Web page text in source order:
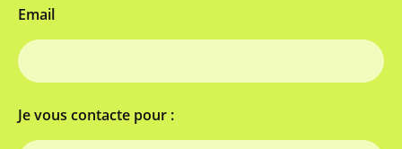
Email
Je vous contacte pour :